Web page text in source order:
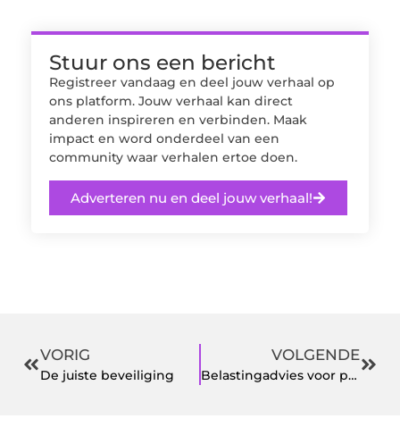
Stuur ons een bericht
Registreer vandaag en deel jouw verhaal op
ons platform. Jouw verhaal kan direct
anderen inspireren en verbinden. Maak
impact en word onderdeel van een
community waar verhalen ertoe doen.
Adverteren nu en deel jouw verhaal!
VORIG
De juiste beveiliging
VOLGENDE
Belastingadvies voor particulier en ondernemers